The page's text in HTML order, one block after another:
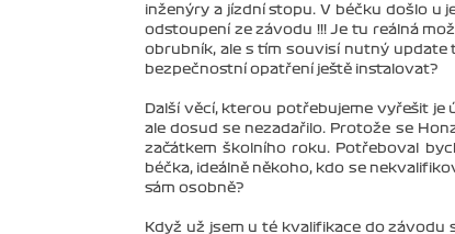
inženýry a jízdní stopu. V béčku došlo u
odstoupení ze závodu !!! Je tu reálná
obrubník, ale s tím souvisí nutný update
bezpečnostní opatření ještě instalovat?
Další věcí, kterou potřebujeme vyřešit je
ale dosud se nezadařilo. Protože se
začátkem školního roku. Potřeboval
béčka, ideálně někoho, kdo se
sám osobně?
Když už jsem u té kvalifikace do závodu